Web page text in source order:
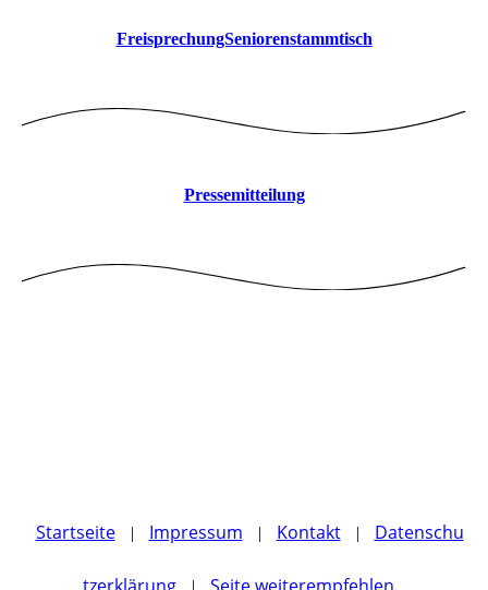
FreisprechungSeniorenstammtisch
Pressemitteilung
Startseite | Impressum | Kontakt | Datenschu
|